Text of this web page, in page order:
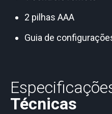
2 pilhas AAA
Guia de
Técnicas